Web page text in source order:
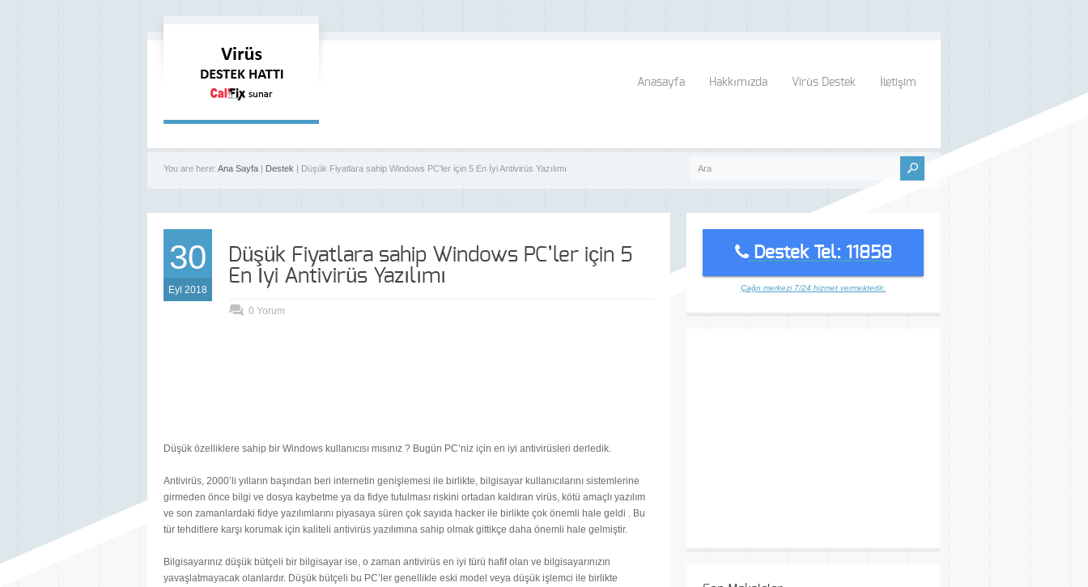
Anasayfa Hakkımızda Virüs Destek İletişim
You are here: Ana Sayfa | Destek | Düşük Fiyatlara sahip Windows PC'ler için 5 En İyi Antivirüs Yazılımı
30
Eyl 2018
Düşük Fiyatlara sahip Windows PC’ler için 5
En İyi Antivirüs Yazılımı
0 Yorum
Düşük özelliklere sahip bir Windows kullanıcısı mısınız ? Bugün PC’niz için en iyi antivirüsleri derledik.
Antivirüs, 2000’li yılların başından beri internetin genişlemesi ile birlikte, bilgisayar kullanıcılarını sistemlerine
girmeden önce bilgi ve dosya kaybetme ya da fidye tutulması riskini ortadan kaldıran virüs, kötü amaçlı yazılım
ve son zamanlardaki fidye yazılımlarını piyasaya süren çok sayıda hacker ile birlikte çok önemli hale geldi . Bu
tür tehditlere karşı korumak için kaliteli antivirüs yazılımına sahip olmak gittikçe daha önemli hale gelmiştir.
Bilgisayarınız düşük bütçeli bir bilgisayar ise, o zaman antivirüs en iyi türü hafif olan ve bilgisayarınızın
yavaşlatmayacak olanlardır. Düşük bütçeli bu PC’ler genellikle eski model veya düşük işlemci ile birlikte
Destek Tel: 11858
Çağrı merkezi 7/24 hizmet vermektedir.